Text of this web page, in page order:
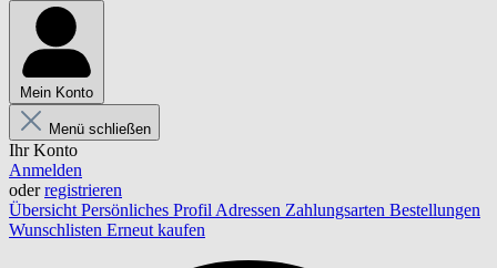
Mein Konto
Menü schließen
Ihr Konto
Anmelden
oderregistrieren
Übersicht Persönliches Profil Adressen Zahlungsarten Bestellungen
Wunschlisten Erneut kaufen